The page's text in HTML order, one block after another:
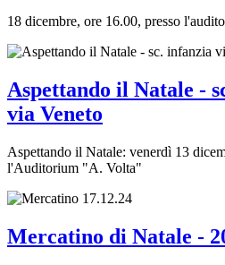
18 dicembre, ore 16.00, presso
Aspettando il Natale -
via Veneto
Aspettando il Natale: venerdì 13
l'Auditorium "A. Volta"
Mercatino di Natale -